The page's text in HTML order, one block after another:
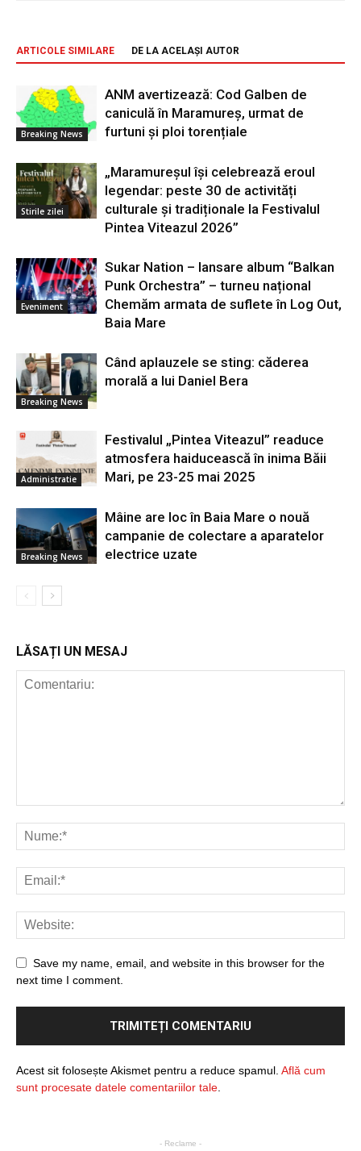
ARTICOLE SIMILARE DE LA ACELAȘI AUTOR
Breaking News
ANM avertizează: Cod Galben de
caniculă în Maramureș, urmat de
furtuni și ploi torențiale
Stirile zilei
„Maramureșul își celebrează eroul
legendar: peste 30 de activități
culturale și tradiționale la Festivalul
Pintea Viteazul 2026”
Eveniment
Sukar Nation – lansare album “Balkan
Punk Orchestra” – turneu național
Chemăm armata de suflete în Log Out,
Baia Mare
Breaking News
Când aplauzele se sting: căderea
morală a lui Daniel Bera
Administratie
Festivalul „Pintea Viteazul” readuce
atmosfera haiducească în inima Băii
Mari, pe 23-25 mai 2025
Breaking News
Mâine are loc în Baia Mare o nouă
campanie de colectare a aparatelor
electrice uzate
LĂSAȚI UN MESAJ
Save my name, email, and website in this browser for the
next time I comment.
Acest sit folosește Akismet pentru a reduce spamul. Află cum
sunt procesate datele comentariilor tale
- Reclame -